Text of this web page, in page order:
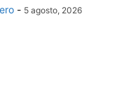
- 5 agosto, 2026